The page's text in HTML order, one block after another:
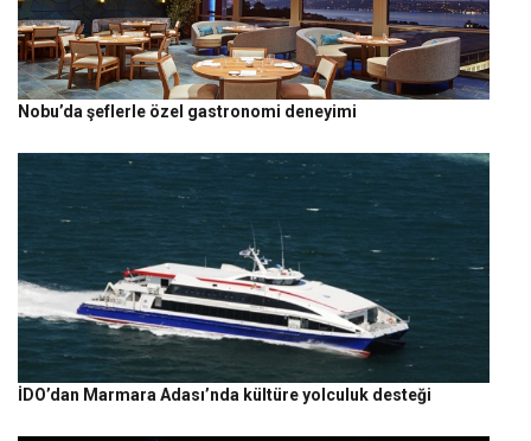
Nobu’da şeflerle özel gastronomi deneyimi
İDO’dan Marmara Adası’nda kültüre yolculuk desteği